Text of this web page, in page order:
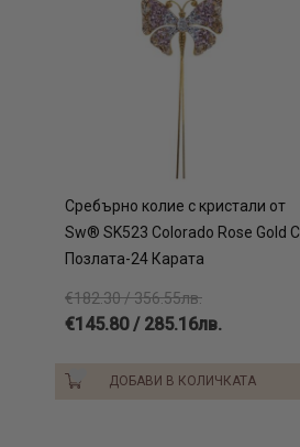
Сребърно колие с кристали от
Sw® SK523 Colorado Rose Gold С
Позлата-24 Карата
€182.30 / 356.55лв.
€145.80 / 285.16лв.
ДОБАВИ В КОЛИЧКАТА